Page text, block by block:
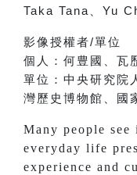
Taka Tana、 Yu
影像授權者/單位
個人： 何豊國、 瓦
單位： 中央研究院
灣歷史博物館、
國
Many people
everyday life
experience and